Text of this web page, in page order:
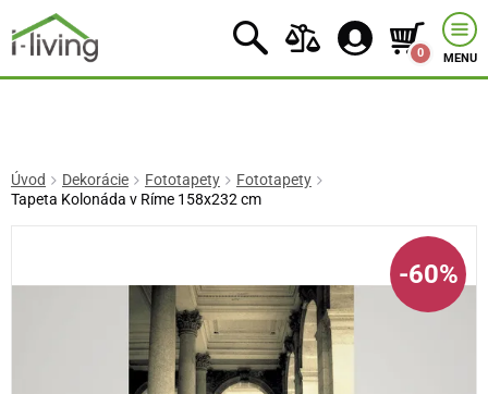
0 MENU
Úvod Dekorácie Fototapety
Fototapety
Tapeta Kolonáda v Ríme 158x232 cm
-60%